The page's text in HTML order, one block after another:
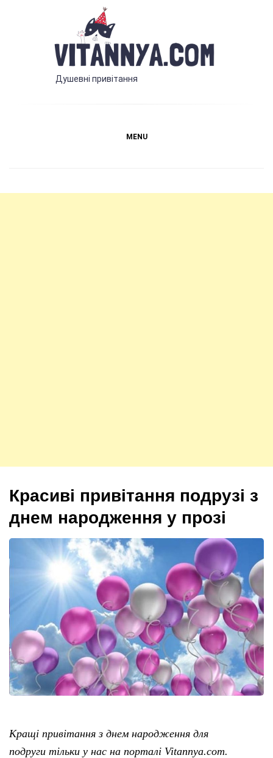
Vitannya.com
Душевні привітання
MENU
Красиві привітання подрузі з
днем народження у прозі
Кращі привітання з днем народження для
подруги тільки у нас на порталі Vitannya.com.